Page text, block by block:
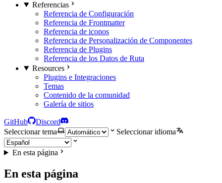
Referencias
Referencia de Configuración
Referencia de Frontmatter
Referencia de iconos
Referencia de Personalización de Componentes
Referencia de Plugins
Referencia de los Datos de Ruta
Resources
Plugins e Integraciones
Temas
Contenido de la comunidad
Galería de sitios
GitHub
Discord
Seleccionar tema
Seleccionar idioma
En esta página
En esta página